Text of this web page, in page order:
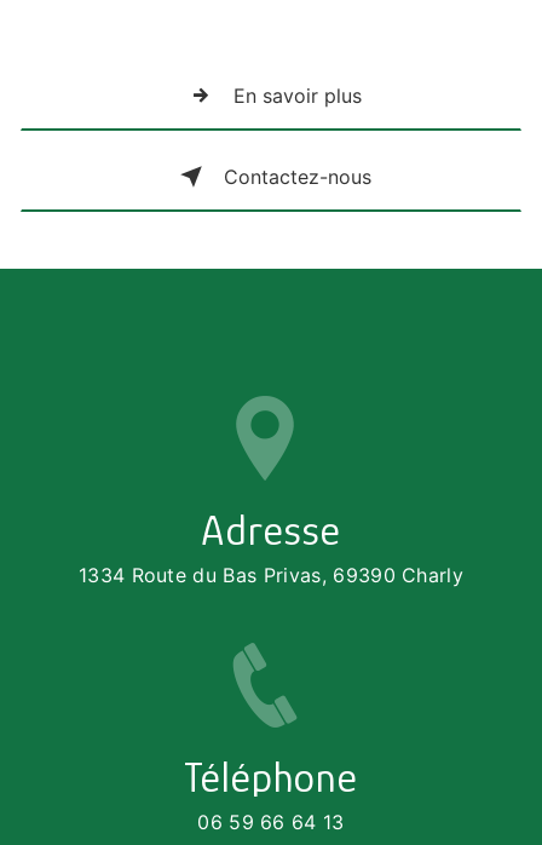
En savoir plus
Contactez-nous
Adresse
1334 Route du Bas Privas, 69390 Charly
Téléphone
06 59 66 64 13